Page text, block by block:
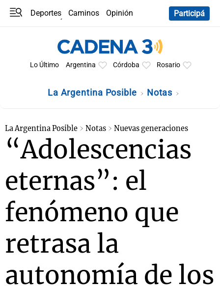
Deportes Caminos
Opinión
Participá
Lo Último Argentina Córdoba Rosario
La Argentina Posible Notas
La Argentina Posible Notas Nuevas generaciones
“Adolescencias
eternas”: el
fenómeno que
retrasa la
autonomía de los